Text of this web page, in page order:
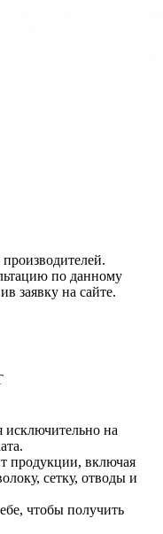
по данному
заявку на сайте.
исключительно на
продукции, включая
сетку, отводы и
чтобы получить